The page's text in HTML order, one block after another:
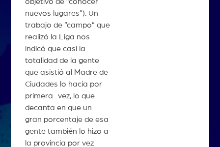
objetivo de “conocer
nuevos lugares”). Un
trabajo de “campo” que
realizó la Liga nos
indicó que casi la
totalidad de la gente
que asistió al Madre de
Ciudades lo hacía por
primera vez, lo que
decanta en que un
gran porcentaje de esa
gente también lo hizo a
la provincia por vez